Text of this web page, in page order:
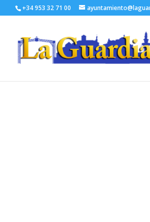
+34 953 32 71 00